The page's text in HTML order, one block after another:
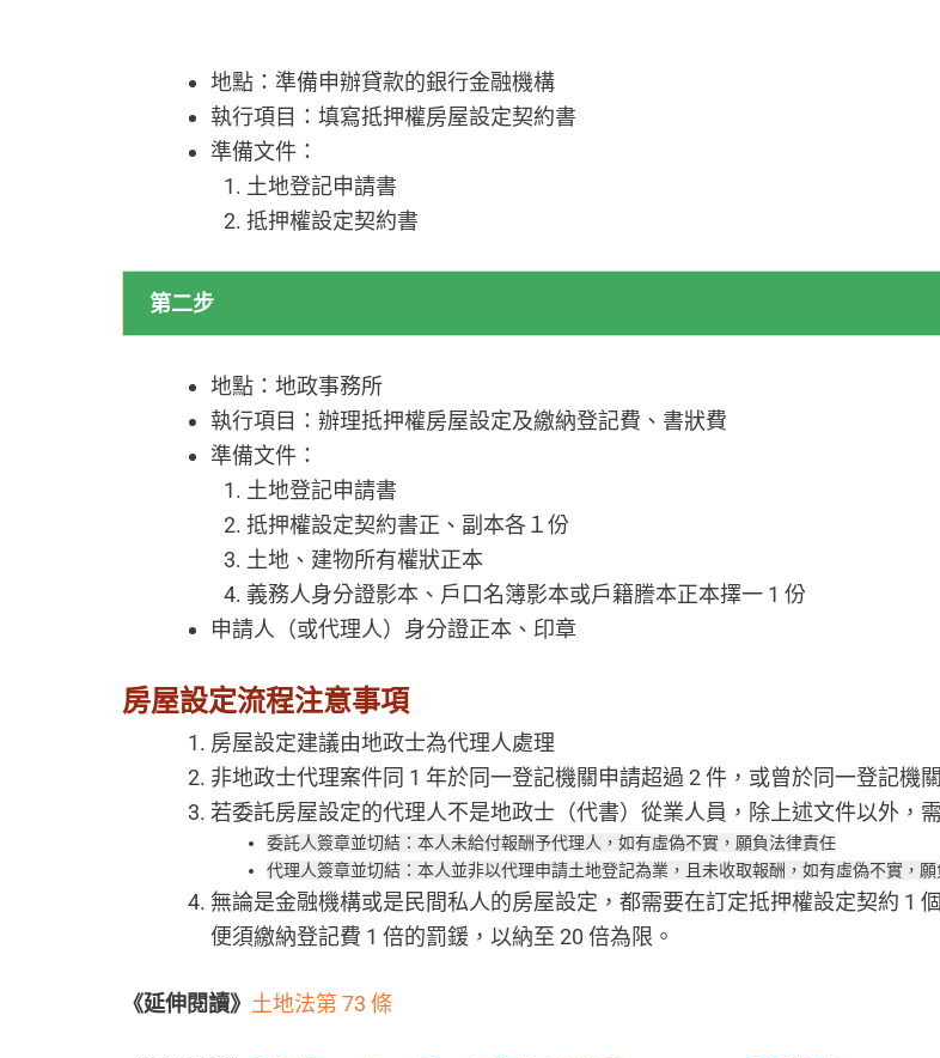
地點：準備申辦貸款的銀行金融機構
執行項目：填寫抵押權房屋設定契約書
準備文件：
土地登記申請書
抵押權設定契約書
第二步
地點：地政事務所
執行項目：辦理抵押權房屋設定及繳納登記費、書狀費
準備文件：
土地登記申請書
抵押權設定契約書正、副本各１份
土地、建物所有權狀正本
義務人身分證影本、戶口名簿影本或戶籍謄本正本擇一 1 份
申請人（或代理人）身分證正本、印章
房屋設定流程注意事項
房屋設定建議由地政士為代理人處理
非地政士代理案件同 1 年於同一登記機關申請超過 2 件，或曾於同一登記機
若委託房屋設定的代理人不是地政士（代書）從業人員，除上述文件以外，
委託人簽章並切結：本人未給付報酬予代理人，如有虛偽不實，願負法律責任
代理人簽章並切結：本人並非以代理申請土地登記為業，且未收取報酬，如有虛偽不實，
無論是金融機構或是民間私人的房屋設定，都需要在訂定抵押權設定契約 1
便須繳納登記費 1 倍的罰鍰，以納至 20 倍為限。
《延伸閱讀》 土地法第 73 條